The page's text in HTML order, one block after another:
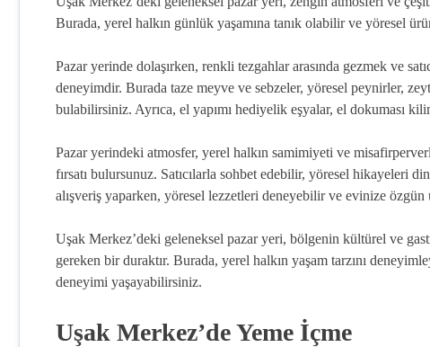
Burada, yerel halkın günlük yaşamına tanık olabilir ve yöresel
Pazar yerinde dolaşırken, renkli tezgahlar arasında gezmek ve
deneyimdir. Burada taze meyve ve sebzeler, yöresel peynirler,
bulabilirsiniz. Ayrıca, el yapımı hediyelik eşyalar, el dokuması
Pazar yerindeki atmosfer, yerel halkın samimiyeti ve
fırsatı bulursunuz. Satıcılarla sohbet edebilir, yöresel hikayeleri
alışveriş yaparken, yöresel lezzetleri deneyebilir ve evinize
Uşak Merkez’deki geleneksel pazar yeri, bölgenin kültürel ve
gereken bir duraktır. Burada, yerel halkın yaşam tarzını
deneyimi yaşayabilirsiniz.
Uşak Merkez’de Yeme İçme